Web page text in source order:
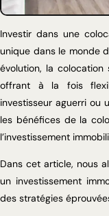
Investir dans une
unique dans le monde
évolution, la
offrant à la fois
investisseur aguerri ou
les bénéfices de la
l’investissement
Dans cet article, nous
un investissement
des stratégies